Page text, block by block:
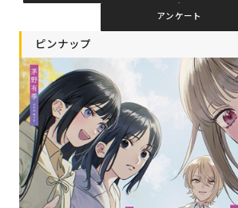
閉じる
アンケート
ピンナップ